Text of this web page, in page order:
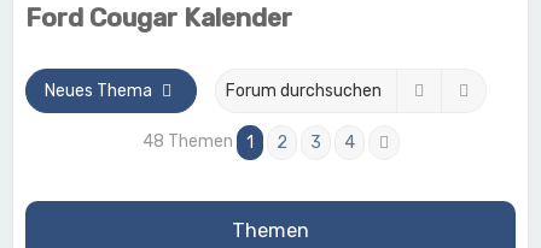
Ford Cougar Kalender
Neues Thema Suche
48 Themen 1 2 3 4
Themen